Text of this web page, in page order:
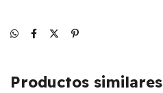
Productos similares